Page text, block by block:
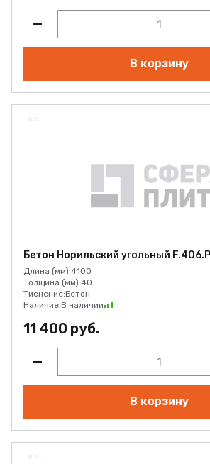
В корзину
Бетон Норильский угольный
Длина (мм):4100
Толщина (мм):40
Тиснение:Бетон
Наличие:В наличии
11 400 руб.
В корзину